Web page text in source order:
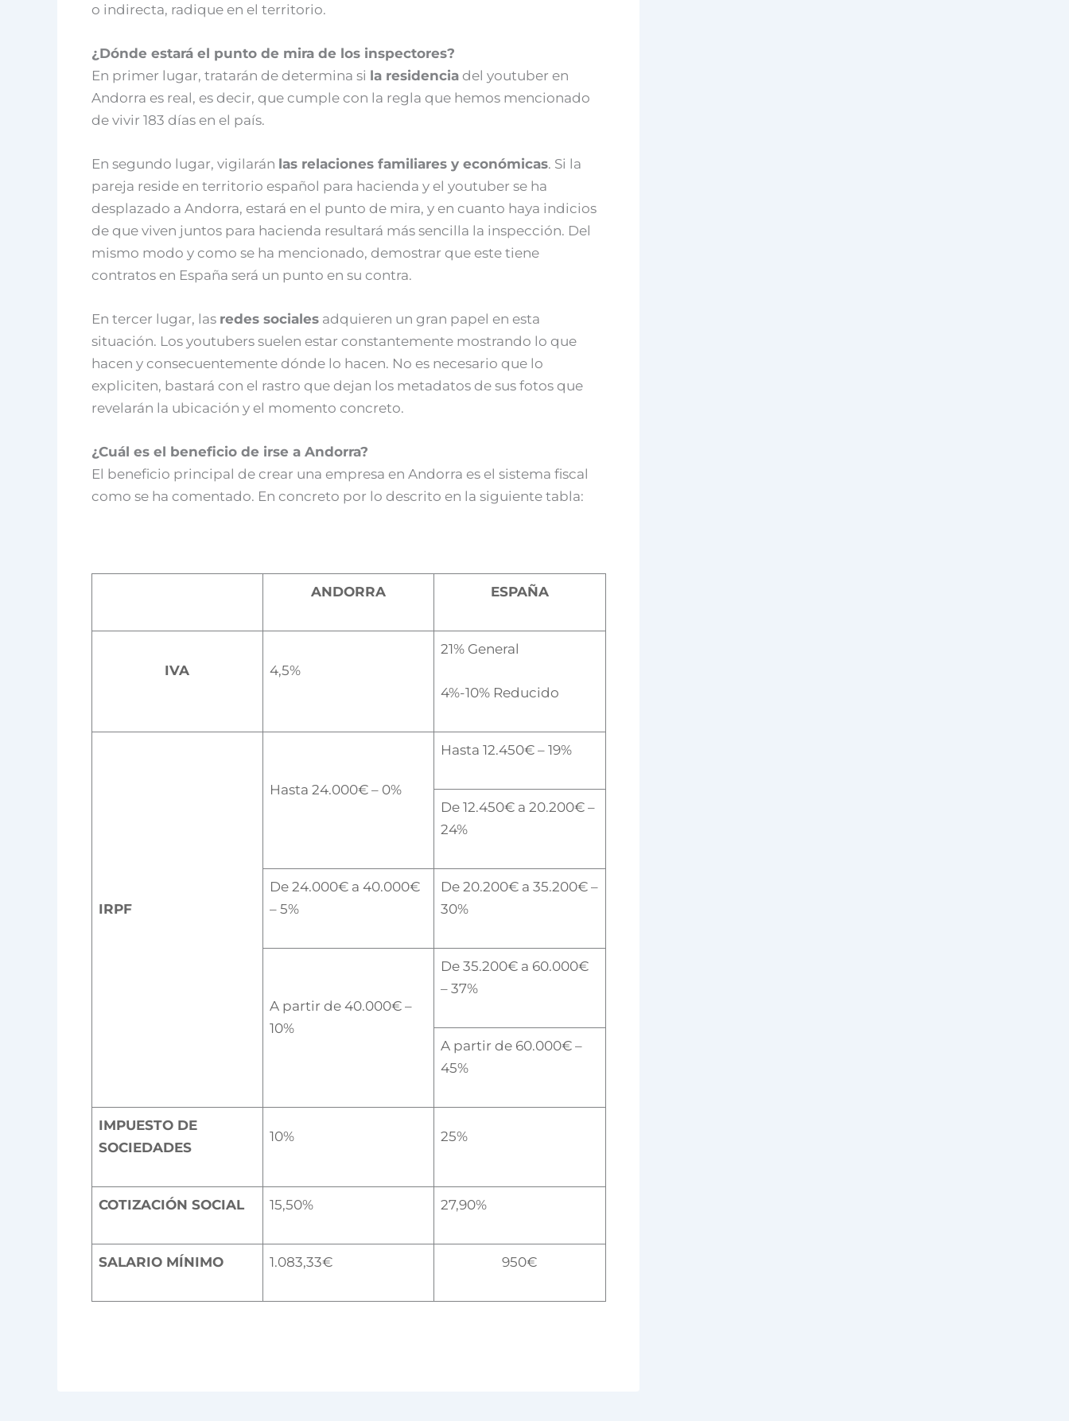
o indirecta, radique en el territorio.
¿Dónde estará el punto de mira de los inspectores?
En primer lugar, tratarán de determina si la residenciadel youtuber en
Andorra es real, es decir, que cumple con la regla que hemos mencionado
de vivir 183 días en el país.
En segundo lugar, vigilarán las relaciones familiares y económicas. Si la
pareja reside en territorio español para hacienda y el youtuber se ha
desplazado a Andorra, estará en el punto de mira, y en cuanto haya indicios
de que viven juntos para hacienda resultará más sencilla la inspección. Del
mismo modo y como se ha mencionado, demostrar que este tiene
contratos en España será un punto en su contra.
En tercer lugar, las redes socialesadquieren un gran papel en esta
situación. Los youtubers suelen estar constantemente mostrando lo que
hacen y consecuentemente dónde lo hacen. No es necesario que lo
expliciten, bastará con el rastro que dejan los metadatos de sus fotos que
revelarán la ubicación y el momento concreto.
¿Cuál es el beneficio de irse a Andorra?
El beneficio principal de crear una empresa en Andorra es el sistema fiscal
como se ha comentado. En concreto por lo descrito en la siguiente tabla:
ANDORRA ESPAÑA
IVA 4,5%
21% General
4%-10% Reducido
IRPF
Hasta 24.000€ – 0%
Hasta 12.450€ – 19%
De 12.450€ a 20.200€ –
24%
De 24.000€ a 40.000€
– 5%
De 20.200€ a 35.200€ –
30%
A partir de 40.000€ –
10%
De 35.200€ a 60.000€
– 37%
A partir de 60.000€ –
45%
IMPUESTO DE
SOCIEDADES
10% 25%
COTIZACIÓN SOCIAL 15,50% 27,90%
SALARIO MÍNIMO 1.083,33€ 950€